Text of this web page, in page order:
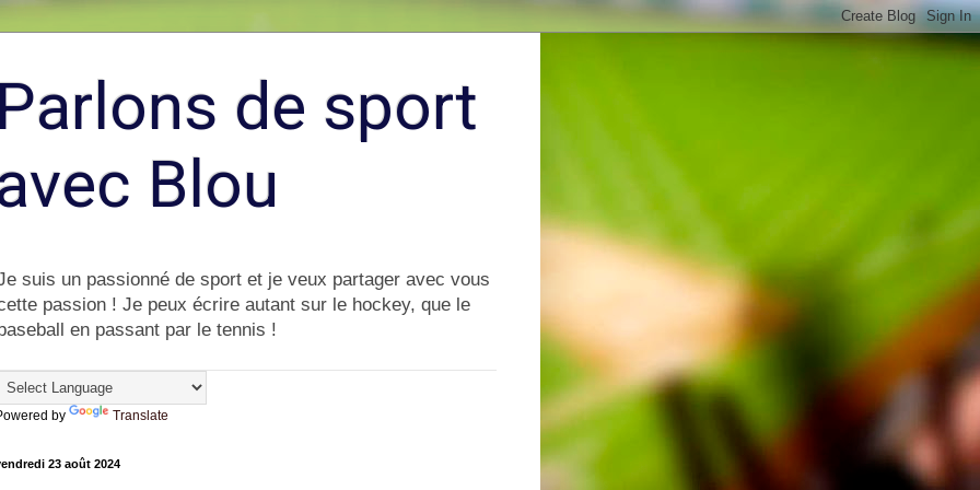
de sport
Blou
suis un passionné de sport et je veux partager avec vous
passion ! Je peux écrire autant sur le hockey, que le
en passant par le tennis !
by Translate
23 août 2024